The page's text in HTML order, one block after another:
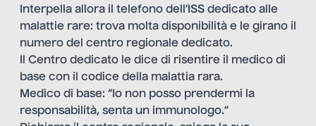
Interpella allora il telefono dell’ISS dedicato alle
malattie rare: trova molta disponibilità e le girano il
numero del centro regionale dedicato.
Il Centro dedicato le dice di risentire il medico di
base con il codice della malattia rara.
Medico di base: “Io non posso prendermi la
responsabilità, senta un immunologo.”